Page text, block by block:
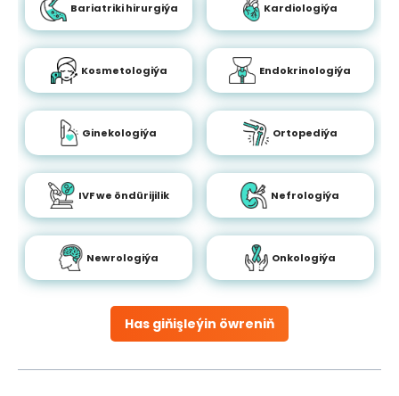
Has giňişleýin öwreniň
Bariatriki hirurgiýa Kardiologiýa
Kosmetologiýa Endokrinologiýa
Ginekologiýa Ortopediýa
IVF we öndürijilik Nefrologiýa
Newrologiýa Onkologiýa